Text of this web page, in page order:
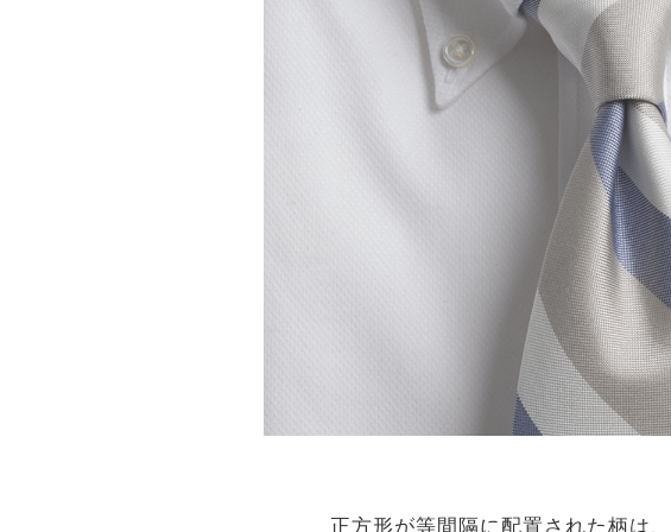
正方形が等間隔に配置された柄は